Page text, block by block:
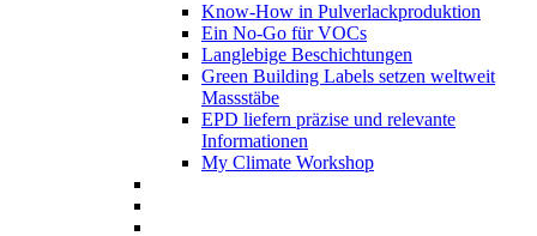
Know-How in Pulverlackproduktion
Ein No-Go für VOCs
Langlebige Beschichtungen
Green Building Labels setzen weltweit
Massstäbe
EPD liefern präzise und relevante
Informationen
My Climate Workshop